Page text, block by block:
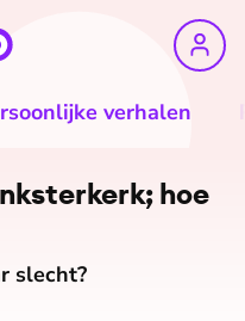
verhalen
hoe
slecht?